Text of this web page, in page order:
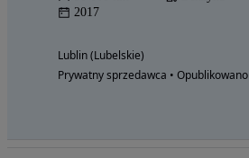
2017
Lublin (Lubelskie)
Prywatny sprzedawca • Opublikowano